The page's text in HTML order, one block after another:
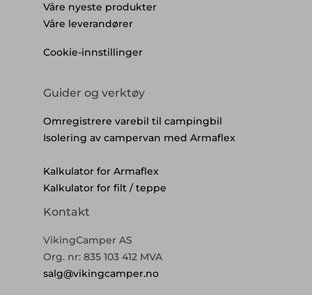
Våre nyeste produkter
Våre leverandører
Cookie-innstillinger
Guider og verktøy
Omregistrere varebil til campingbil
Isolering av campervan med Armaflex
Kalkulator for Armaflex
Kalkulator for filt / teppe
Kontakt
VikingCamper AS
Org. nr: 835 103 412 MVA
salg@vikingcamper.no